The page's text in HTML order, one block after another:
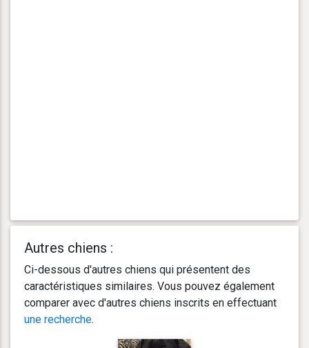
Autres chiens :
Ci-dessous d'autres chiens qui présentent des
caractéristiques similaires. Vous pouvez également
comparer avec d'autres chiens inscrits en effectuant
une recherche.